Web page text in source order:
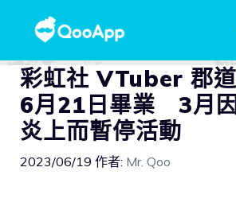
彩虹社 VTuber 郡
6月21日畢業 3月
炎上而暫停活動
2023/06/19 作者: Mr. Qoo